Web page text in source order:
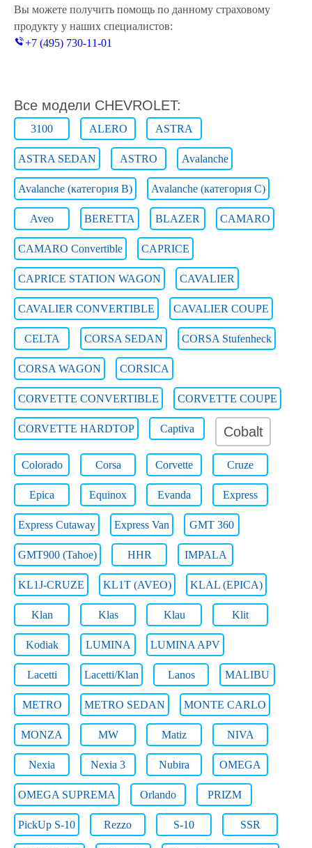
Вы можете получить помощь по данному страховому
продукту у наших специалистов:
+7 (495) 730-11-01
Все модели CHEVROLET:
3100 ALERO ASTRA
ASTRA SEDAN ASTRO Avalanche
Avalanche (категория B) Avalanche (категория C)
Aveo BERETTA BLAZER CAMARO
CAMARO Convertible CAPRICE
CAPRICE STATION WAGON CAVALIER
CAVALIER CONVERTIBLE CAVALIER COUPE
CELTA CORSA SEDAN CORSA Stufenheck
CORSA WAGON CORSICA
CORVETTE CONVERTIBLE CORVETTE COUPE
CORVETTE HARDTOP Captiva Cobalt
Colorado Corsa Corvette Cruze
Epica Equinox Evanda Express
Express Cutaway Express Van GMT 360
GMT900 (Tahoe) HHR IMPALA
KL1J-CRUZE KL1T (AVEO) KLAL (EPICA)
Klan Klas Klau Klit
Kodiak LUMINA LUMINA APV
Lacetti Lacetti/Klan Lanos MALIBU
METRO METRO SEDAN MONTE CARLO
MONZA MW Matiz NIVA
Nexia Nexia 3 Nubira OMEGA
OMEGA SUPREMA Orlando PRIZM
PickUp S-10 Rezzo S-10 SSR